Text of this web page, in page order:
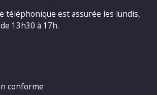
téléphonique est assurée les lundis,
13h30 à 17h.
conforme